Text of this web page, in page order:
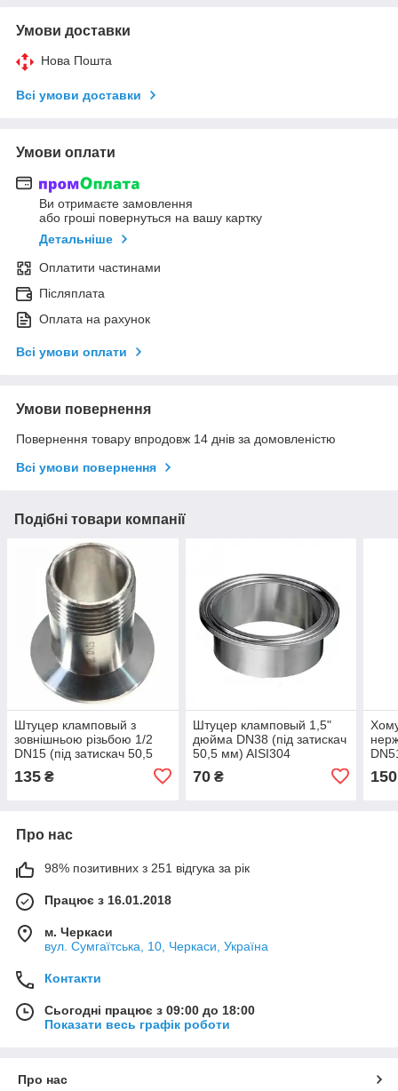
Умови доставки
Нова Пошта
Всі умови доставки
Умови оплати
Ви отримаєте замовлення
або гроші повернуться на вашу картку
Детальніше
Оплатити частинами
Післяплата
Оплата на рахунок
Всі умови оплати
Умови повернення
Повернення товару впродовж 14 днів за домовленістю
Всі умови повернення
Подібні товари компанії
Штуцер кламповый з
зовнішньою різьбою 1/2
DN15 (під затискач 50,5
135 ₴
Штуцер кламповый 1,5"
дюйма DN38 (під затискач
50,5 мм) AISI304
70₴ 150
Про нас
98% позитивних з 251 відгука за рік
Працює з 16.01.2018
м. Черкаси
вул. Сумгаїтська, 10, Черкаси, Україна
Контакти
Сьогодні працює з 09:00 до 18:00
Показати весь графік роботи
Про нас